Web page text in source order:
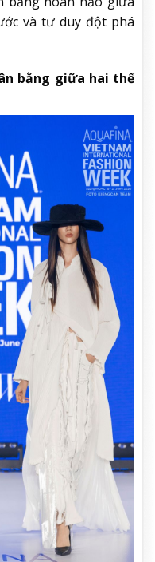
và tư duy đột phá
bằng giữa hai thế